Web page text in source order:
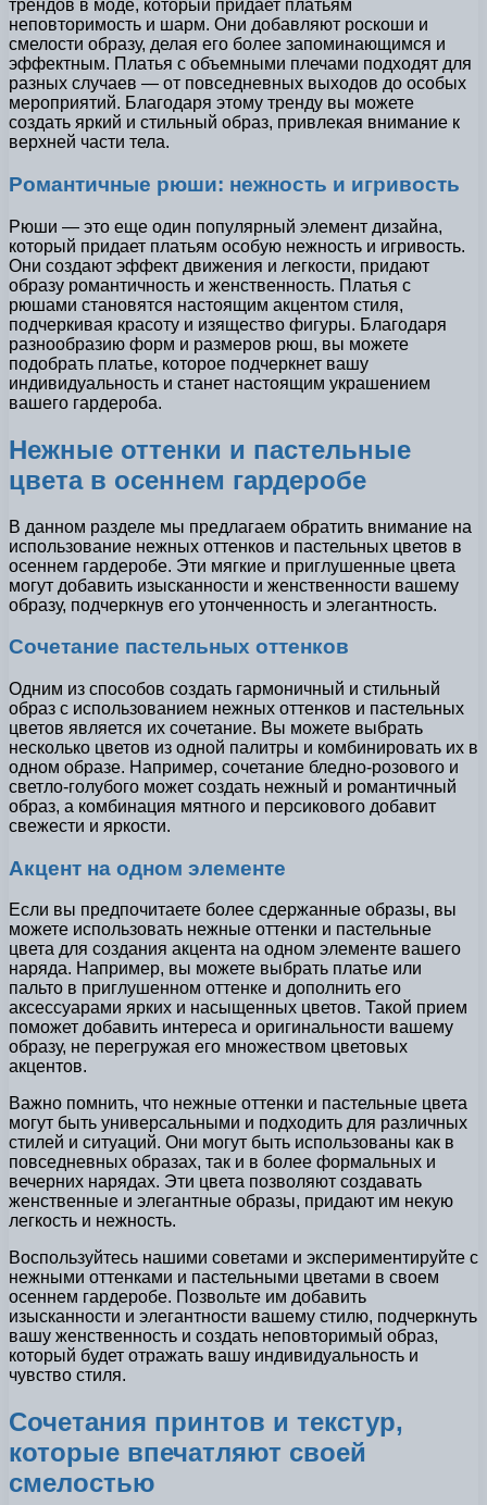
трендов в моде, который придает платьям
неповторимость и шарм. Они добавляют роскоши и
смелости образу, делая его более запоминающимся и
эффектным. Платья с объемными плечами подходят для
разных случаев — от повседневных выходов до особых
мероприятий. Благодаря этому тренду вы можете
создать яркий и стильный образ, привлекая внимание к
верхней части тела.
Романтичные рюши: нежность и игривость
Рюши — это еще один популярный элемент дизайна,
который придает платьям особую нежность и игривость.
Они создают эффект движения и легкости, придают
образу романтичность и женственность. Платья с
рюшами становятся настоящим акцентом стиля,
подчеркивая красоту и изящество фигуры. Благодаря
разнообразию форм и размеров рюш, вы можете
подобрать платье, которое подчеркнет вашу
индивидуальность и станет настоящим украшением
вашего гардероба.
Нежные оттенки и пастельные
цвета в осеннем гардеробе
В данном разделе мы предлагаем обратить внимание на
использование нежных оттенков и пастельных цветов в
осеннем гардеробе. Эти мягкие и приглушенные цвета
могут добавить изысканности и женственности вашему
образу, подчеркнув его утонченность и элегантность.
Сочетание пастельных оттенков
Одним из способов создать гармоничный и стильный
образ с использованием нежных оттенков и пастельных
цветов является их сочетание. Вы можете выбрать
несколько цветов из одной палитры и комбинировать их в
одном образе. Например, сочетание бледно-розового и
светло-голубого может создать нежный и романтичный
образ, а комбинация мятного и персикового добавит
свежести и яркости.
Акцент на одном элементе
Если вы предпочитаете более сдержанные образы, вы
можете использовать нежные оттенки и пастельные
цвета для создания акцента на одном элементе вашего
наряда. Например, вы можете выбрать платье или
пальто в приглушенном оттенке и дополнить его
аксессуарами ярких и насыщенных цветов. Такой прием
поможет добавить интереса и оригинальности вашему
образу, не перегружая его множеством цветовых
акцентов.
Важно помнить, что нежные оттенки и пастельные цвета
могут быть универсальными и подходить для различных
стилей и ситуаций. Они могут быть использованы как в
повседневных образах, так и в более формальных и
вечерних нарядах. Эти цвета позволяют создавать
женственные и элегантные образы, придают им некую
легкость и нежность.
Воспользуйтесь нашими советами и экспериментируйте с
нежными оттенками и пастельными цветами в своем
осеннем гардеробе. Позвольте им добавить
изысканности и элегантности вашему стилю, подчеркнуть
вашу женственность и создать неповторимый образ,
который будет отражать вашу индивидуальность и
чувство стиля.
Сочетания принтов и текстур,
которые впечатляют своей
смелостью